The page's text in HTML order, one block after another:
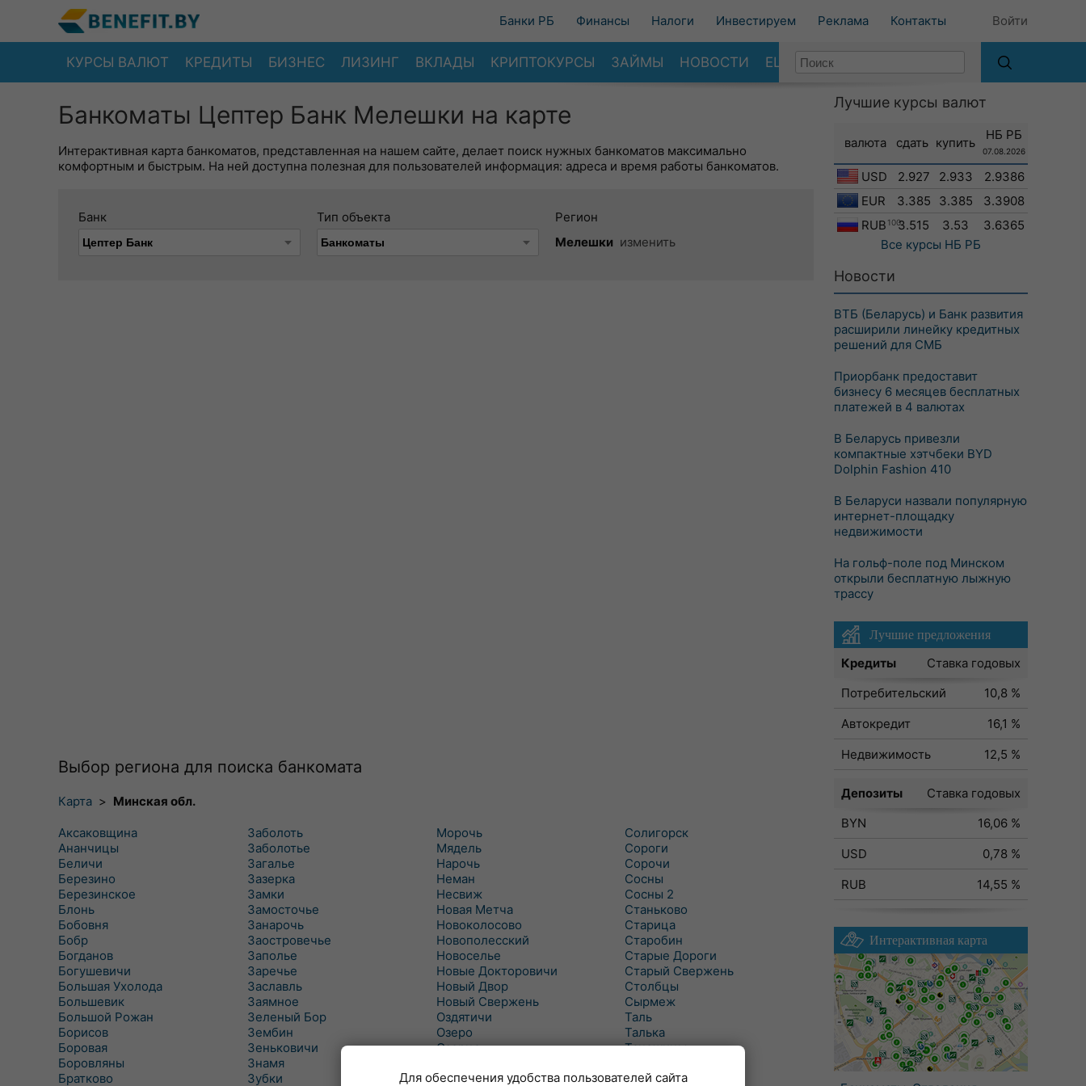
Банки РБ Финансы Налоги Инвестируем Реклама Контакты Войти
КУРСЫ ВАЛЮТ КРЕДИТЫ БИЗНЕС ЛИЗИНГ ВКЛАДЫ КРИПТОКУРСЫ ЗАЙМЫ НОВОСТИ ЕЩЕ
Банкоматы Цептер Банк Мелешки на карте
Интерактивная карта банкоматов, представленная на нашем сайте, делает поиск нужных банкоматов максимально
комфортным и быстрым. На ней доступна полезная для пользователей информация: адреса и время работы банкоматов.
Банк Тип объекта
Регион
Мелешки изменить
Выбор региона для поиска банкомата
Карта > Минская обл.
Аксаковщина
Ананчицы
Беличи
Березино
Березинское
Блонь
Бобовня
Бобр
Богданов
Богушевичи
Большая Ухолода
Большевик
Большой Рожан
Борисов
Боровая
Боровляны
Братково
Заболоть
Заболотье
Загалье
Зазерка
Замки
Замосточье
Занарочь
Заостровечье
Заполье
Заречье
Заславль
Заямное
Зеленый Бор
Зембин
Зеньковичи
Знамя
Зубки
Морочь
Мядель
Нарочь
Неман
Несвиж
Новая Метча
Новоколосово
Новополесский
Новоселье
Новые Докторовичи
Новый Двор
Новый Свержень
Оздятичи
Озеро
Озерцо
Октябрь
Солигорск
Сороги
Сорочи
Сосны
Сосны 2
Станьково
Старица
Старобин
Старые Дороги
Старый Свержень
Столбцы
Сырмеж
Таль
Талька
Танежицы
Турец-Бояры
Лучшие курсы валют
валюта сдать купить
НБ РБ
07.08.2026
USD 2.927 2.933
2.9386
EUR
3.385 3.385
3.3908
RUB 1003.515 3.53
3.6365
Все курсы НБ РБ
Новости
ВТБ (Беларусь) и Банк развития
расширили линейку кредитных
решений для СМБ
Приорбанк предоставит
бизнесу 6 месяцев бесплатных
платежей в 4 валютах
В Беларусь привезли
компактные хэтчбеки BYD
Dolphin Fashion 410
В Беларуси назвали популярную
интернет-площадку
недвижимости
На гольф-поле под Минском
открыли бесплатную лыжную
трассу
Лучшие предложения
Кредиты
Ставка годовых
Потребительский
10,8 %
Автокредит
16,1 %
Недвижимость
12,5 %
Депозиты
Ставка годовых
BYN
16,06 %
USD
0,78 %
RUB
14,55 %
Интерактивная карта
Для обеспечения удобства пользователей сайта